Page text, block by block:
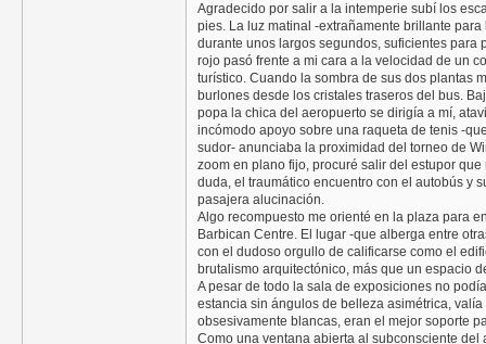
Agradecido por salir a la intemperie subí los
pies. La luz matinal -extrañamente brillante
durante unos largos segundos, suficientes para
rojo pasó frente a mi cara a la velocidad de un
turístico. Cuando la sombra de sus dos plantas
burlones desde los cristales traseros del bus.
popa la chica del aeropuerto se dirigía a mí,
incómodo apoyo sobre una raqueta de tenis -
sudor- anunciaba la proximidad del torneo de
zoom en plano fijo, procuré salir del estupor
duda, el traumático encuentro con el autobús y
pasajera alucinación.
Algo recompuesto me orienté en la plaza para
Barbican Centre. El lugar -que alberga entre
con el dudoso orgullo de calificarse como el
brutalismo arquitectónico, más que un espacio
A pesar de todo la sala de exposiciones no
estancia sin ángulos de belleza asimétrica,
obsesivamente blancas, eran el mejor soporte
Como una ventana abierta al subconsciente